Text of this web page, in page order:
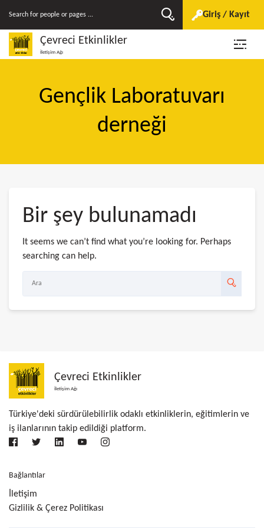
Giriş / Kayıt
Çevreci Etkinlikler
İletişim Ağı
Gençlik Laboratuvarı
derneği
Bir şey bulunamadı
It seems we can’t find what you’re looking for. Perhaps
searching can help.
Çevreci Etkinlikler
İletişim Ağı
Türkiye'deki sürdürülebilirlik odaklı etkinliklerin, eğitimlerin ve
iş ilanlarının takip edildiği platform.
Bağlantılar
İletişim
Gizlilik & Çerez Politikası